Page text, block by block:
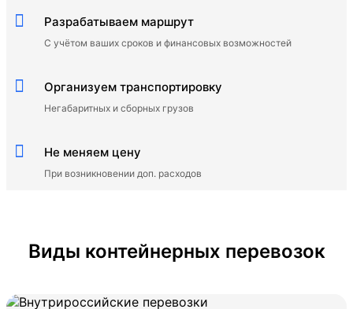
Разрабатываем маршрут
C учётом ваших сроков и финансовых возможностей
Организуем транспортировку
Негабаритных и сборных грузов
Не меняем цену
При возникновении доп. расходов
Виды контейнерных перевозок